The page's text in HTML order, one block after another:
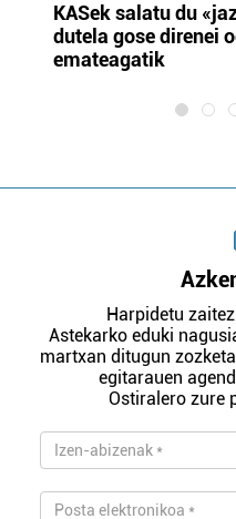
KASek salatu du
dutela gose direnei
emateagatik
Harpidetu
Astekarko eduki
martxan ditugun
egitarauen
Ostiralero zure